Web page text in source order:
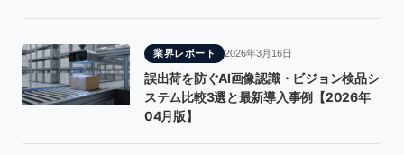
業界レポート 2026年3月16日
誤出荷を防ぐAI画像認識・ビジョン検品シ
ステム比較3選と最新導入事例【2026年
04月版】